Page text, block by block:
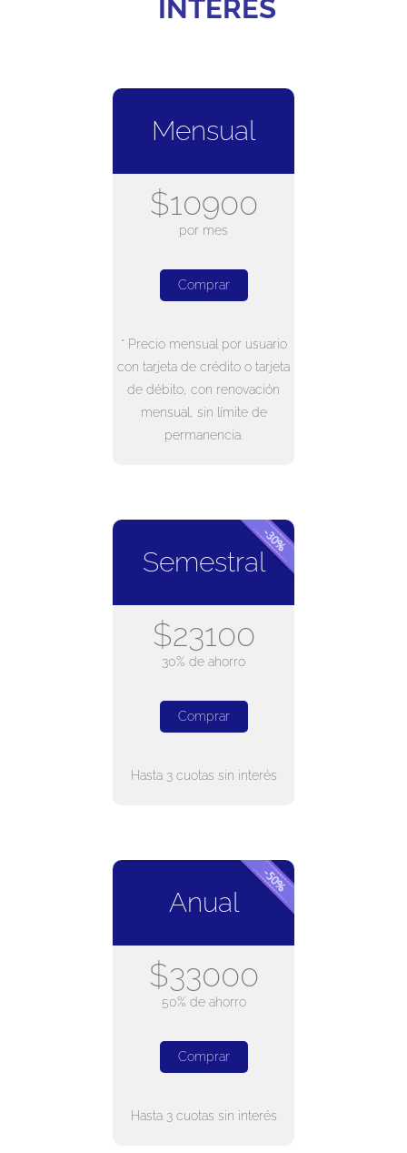
INTERÉS
Mensual
$10900
por mes
Comprar
* Precio mensual por usuario
con tarjeta de crédito o tarjeta
de débito, con renovación
mensual, sin límite de
permanencia.
Semestral
$23100
30% de ahorro
Comprar
Hasta 3 cuotas sin interés
Anual
$33000
50% de ahorro
Comprar
Hasta 3 cuotas sin interés